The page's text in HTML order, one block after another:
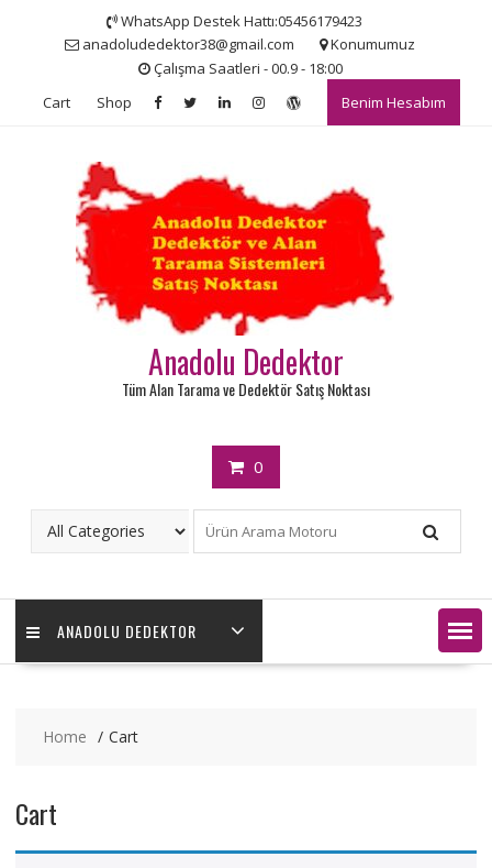
WhatsApp Destek Hattı:05456179423
anadoludedektor38@gmail.com
Konumumuz
Çalışma Saatleri - 00.9 - 18:00
Cart
Shop Benim Hesabım
Anadolu Dedektor
Tüm Alan Tarama ve Dedektör Satış Noktası
0
ANADOLU DEDEKTOR
Home Cart
Cart